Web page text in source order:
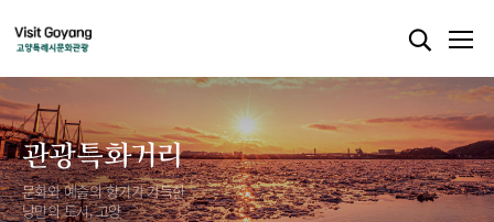
관광특화거리
문화와 예술의 향기가 가득한
낭만의 도시, 고양